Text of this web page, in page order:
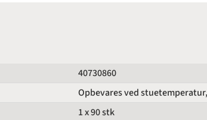
40730860
Opbevares ved
1 x 90 stk